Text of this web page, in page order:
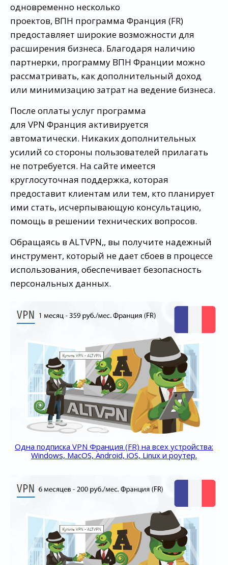
одновременно несколько
проектов, ВПН программа Франция (FR)
предоставляет широкие возможности для
расширения бизнеса. Благодаря наличию
партнерки, программу ВПН Франции можно
рассматривать, как дополнительный доход
или минимизацию затрат на ведение бизнеса.
После оплаты услуг программа
для VPN Франция активируется
автоматически. Никаких дополнительных
усилий со стороны пользователей прилагать
не потребуется. На сайте имеется
круглосуточная поддержка, которая
предоставит клиентам или тем, кто планирует
ими стать, исчерпывающую консультацию,
помощь в решении технических вопросов.
Обращаясь в ALTVPN,, вы получите надежный
инструмент, который не дает сбоев в процессе
использования, обеспечивает безопасность
персональных данных.
Одна подписка VPN Франция (FR) на всех устройства:
Windows, MacOS, Android, iOS, Linux и роутер.